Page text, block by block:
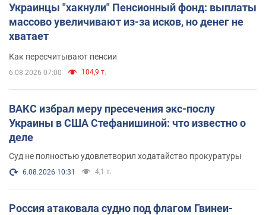
Украинцы "хакнули" Пенсионный фонд: выплаты
массово увеличивают из-за исков, но денег не
хватает
Как пересчитывают пенсии
6.08.2026 07:00 104,9 т.
ВАКС избрал меру пресечения экс-послу
Украины в США Стефанишиной: что известно о
деле
Суд не полностью удовлетворил ходатайство прокуратуры
6.08.2026 10:31 4,1 т.
Россия атаковала судно под флагом Гвинеи-